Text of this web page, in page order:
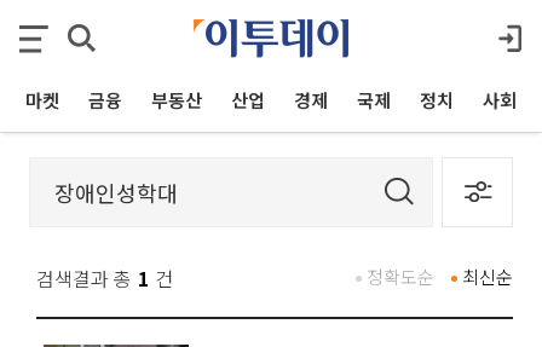
마켓 금융 부동산 산업 경제 국제 정치 사회
검색결과 총 1 건 최신순
정확도순